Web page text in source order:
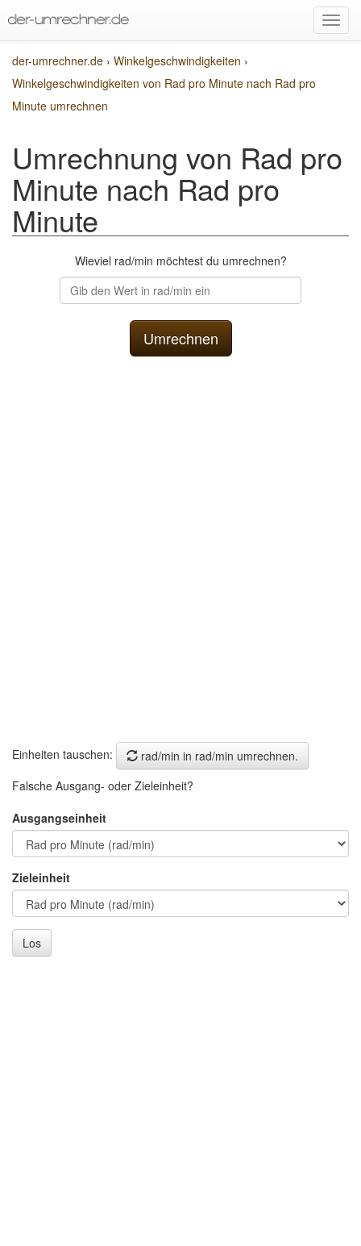
der-umrechner.de › Winkelgeschwindigkeiten ›
Winkelgeschwindigkeiten von Rad pro Minute nach Rad pro
Minute umrechnen
Umrechnung von Rad pro
Minute nach Rad pro
Minute
Wieviel rad/min möchtest du umrechnen?
Einheiten tauschen:
rad/min in rad/min umrechnen.
Falsche Ausgang- oder Zieleinheit?
Ausgangseinheit
Zieleinheit
Los